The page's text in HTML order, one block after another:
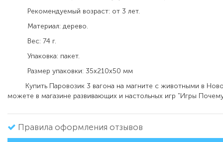
Рекомендуемый возраст: от 3 лет.
Материал: дерево.
Вес: 74 г.
Упаковка: пакет.
Размер упаковки: 35х210х50 мм
Купить Паровозик 3 вагона на магните с животными в
можете в магазине развивающих и настольных игр "Игры
Правила оформления отзывов